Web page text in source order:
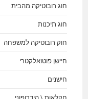
חוג רובוטיקה מהבית
חוג תיכנות
חוק רובוטיקה למשפחה
חיישן פוטואלקטרי
חישנים